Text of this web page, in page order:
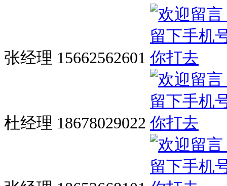
张经理 15662562601
杜经理 18678029022